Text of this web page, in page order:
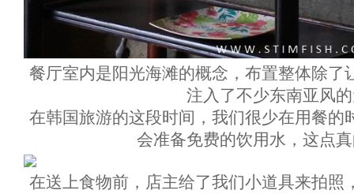
餐厅室内是阳光海滩的概念，布置整体除了
注入了不少东南亚风
在韩国旅游的这段时间，我们很少在用餐的
会准备免费的饮用水，这点
在送上食物前，店主给了我们小道具来拍照